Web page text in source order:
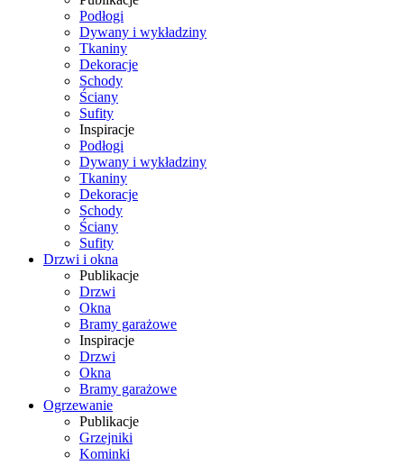
Podłogi
Dywany i wykładziny
Tkaniny
Dekoracje
Schody
Ściany
Sufity
Inspiracje
Podłogi
Dywany i wykładziny
Tkaniny
Dekoracje
Schody
Ściany
Sufity
Drzwi i okna
Publikacje
Drzwi
Okna
Bramy garażowe
Inspiracje
Drzwi
Okna
Bramy garażowe
Ogrzewanie
Publikacje
Grzejniki
Kominki